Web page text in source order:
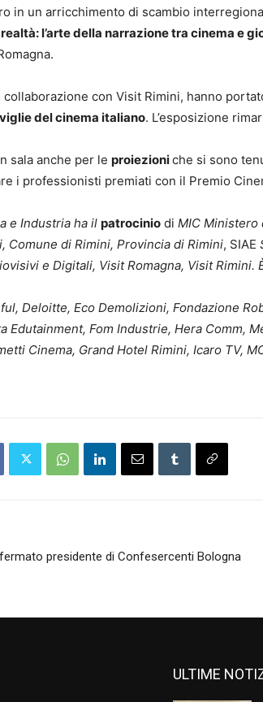
in un arricchimento di scambio
l’arte della narrazione tra cinema e
collaborazione con Visit Rimini, hanno
del cinema italiano. L’esposizione
sala anche per le proiezioniche si sono
i professionisti premiati con il Premio
e Industria ha il patrocinio di MIC Ministero
Comune di Rimini, Provincia di Rimini, SIAE
e Digitali, Visit Romagna, Visit
Deloitte, Eco Demolizioni, Fondazione
Edutainment, Fom Industrie, Hera Comm,
Cinema, Grand Hotel Rimini, Icaro TV,
presidente di Confesercenti Bologna
ULTIME